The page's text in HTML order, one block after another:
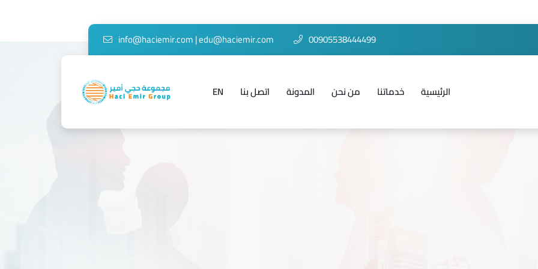
info@haciemir.com|edu@haciemir.com 00905538444499
EN اتصل بنا المدونة من نحن خدماتنا الرئيسية